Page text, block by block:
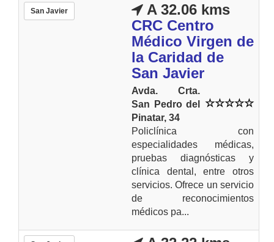
San Javier
A 32.06 kms
CRC Centro
Médico Virgen de
la Caridad de
San Javier
Avda. Crta.
San Pedro del
Pinatar, 34
Policlínica con
especialidades médicas,
pruebas diagnósticas y
clínica dental, entre otros
servicios. Ofrece un servicio
de reconocimientos
médicos pa...